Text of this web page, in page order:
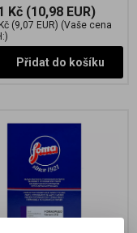
Kč (10,98 EUR)
(9,07 EUR) (Vaše cena
Přidat do košíku